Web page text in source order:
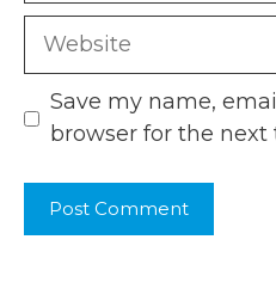
Website
Save my name,
browser for the